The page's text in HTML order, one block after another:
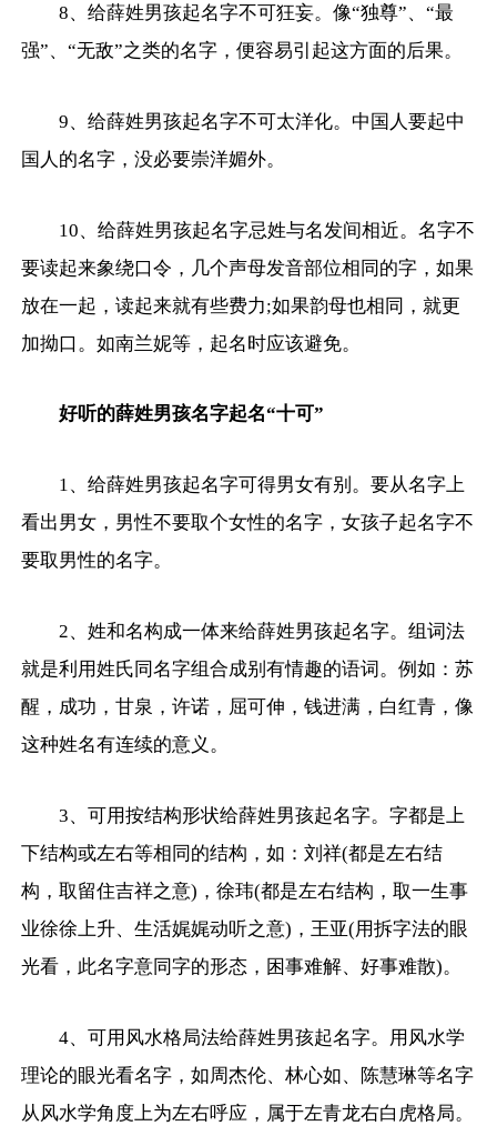
8、给薛姓男孩起名字不可狂妄。像“独尊”、“最
强”、“无敌”之类的名字，便容易引起这方面的后果。
9、给薛姓男孩起名字不可太洋化。中国人要起中
国人的名字，没必要崇洋媚外。
10、给薛姓男孩起名字忌姓与名发间相近。名字不
要读起来象绕口令，几个声母发音部位相同的字，如果
放在一起，读起来就有些费力;如果韵母也相同，就更
加拗口。如南兰妮等，起名时应该避免。
好听的薛姓男孩名字起名“十可”
1、给薛姓男孩起名字可得男女有别。要从名字上
看出男女，男性不要取个女性的名字，女孩子起名字不
要取男性的名字。
2、姓和名构成一体来给薛姓男孩起名字。组词法
就是利用姓氏同名字组合成别有情趣的语词。例如：苏
醒，成功，甘泉，许诺，屈可伸，钱进满，白红青，像
这种姓名有连续的意义。
3、可用按结构形状给薛姓男孩起名字。字都是上
下结构或左右等相同的结构，如：刘祥(都是左右结
构，取留住吉祥之意)，徐玮(都是左右结构，取一生事
业徐徐上升、生活娓娓动听之意)，王亚(用拆字法的眼
光看，此名字意同字的形态，困事难解、好事难散)。
4、可用风水格局法给薛姓男孩起名字。用风水学
理论的眼光看名字，如周杰伦、林心如、陈慧琳等名字
从风水学角度上为左右呼应，属于左青龙右白虎格局。